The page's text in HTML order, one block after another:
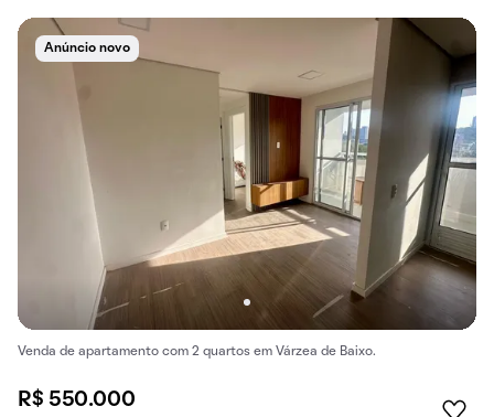
Anúncio novo
Venda de apartamento com 2 quartos em Várzea de Baixo.
R$ 550.000